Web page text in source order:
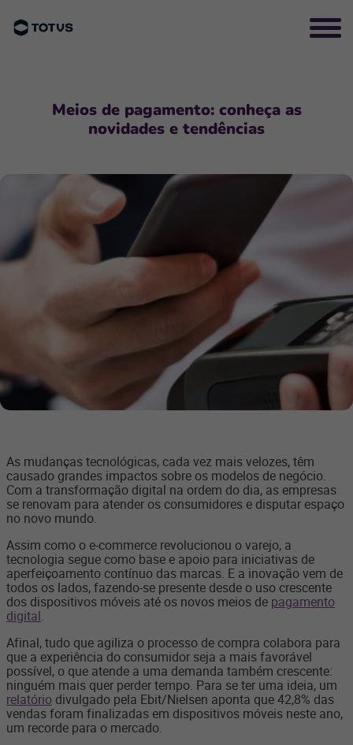
Meios de pagamento: conheça as
novidades e tendências
As mudanças tecnológicas, cada vez mais velozes, têm
causado grandes impactos sobre os modelos de negócio.
Com a transformação digital na ordem do dia, as empresas
se renovam para atender os consumidores e disputar espaço
no novo mundo.
Assim como o e-commerce revolucionou o varejo, a
tecnologia segue como base e apoio para iniciativas de
aperfeiçoamento contínuo das marcas. E a inovação vem de
todos os lados, fazendo-se presente desde o uso crescente
dos dispositivos móveis até os novos meios de pagamento
digital.
Afinal, tudo que agiliza o processo de compra colabora para
que a experiência do consumidor seja a mais favorável
possível, o que atende a uma demanda também crescente:
ninguém mais quer perder tempo. Para se ter uma ideia, um
relatório divulgado pela Ebit/Nielsen aponta que 42,8% das
vendas foram finalizadas em dispositivos móveis neste ano,
um recorde para o mercado.